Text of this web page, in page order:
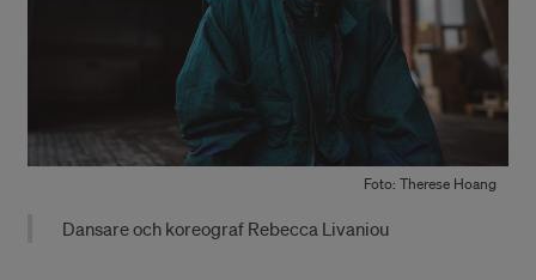
Foto: Therese Hoang
Dansare och koreograf Rebecca Livaniou